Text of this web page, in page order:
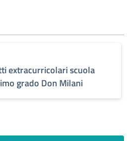
extracurricolari scuola
grado Don Milani